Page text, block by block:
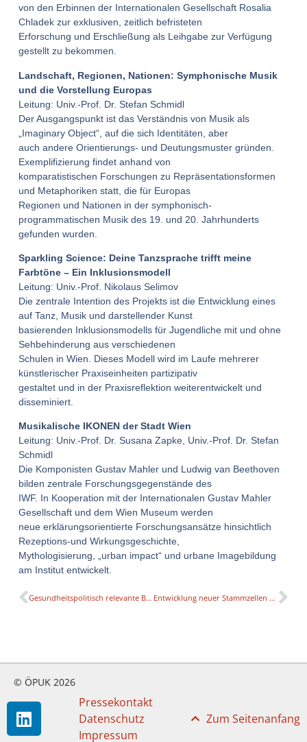
von den Erbinnen der Internationalen Gesellschaft Rosalia
Chladek zur exklusiven, zeitlich befristeten
Erforschung und Erschließung als Leihgabe zur Verfügung
gestellt zu bekommen.
Landschaft, Regionen, Nationen: Symphonische Musik
und die Vorstellung Europas
Leitung: Univ.-Prof. Dr. Stefan Schmidl
Der Ausgangspunkt ist das Verständnis von Musik als
„Imaginary Object“, auf die sich Identitäten, aber
auch andere Orientierungs- und Deutungsmuster gründen.
Exemplifizierung findet anhand von
komparatistischen Forschungen zu Repräsentationsformen
und Metaphoriken statt, die für Europas
Regionen und Nationen in der symphonisch-
programmatischen Musik des 19. und 20. Jahrhunderts
gefunden wurden.
Sparkling Science: Deine Tanzsprache trifft meine
Farbtöne – Ein Inklusionsmodell
Leitung: Univ.-Prof. Nikolaus Selimov
Die zentrale Intention des Projekts ist die Entwicklung eines
auf Tanz, Musik und darstellender Kunst
basierenden Inklusionsmodells für Jugendliche mit und ohne
Sehbehinderung aus verschiedenen
Schulen in Wien. Dieses Modell wird im Laufe mehrerer
künstlerischer Praxiseinheiten partizipativ
gestaltet und in der Praxisreflektion weiterentwickelt und
disseminiert.
Musikalische IKONEN der Stadt Wien
Leitung: Univ.-Prof. Dr. Susana Zapke, Univ.-Prof. Dr. Stefan
Schmidl
Die Komponisten Gustav Mahler und Ludwig van Beethoven
bilden zentrale Forschungsgegenstände des
IWF. In Kooperation mit der Internationalen Gustav Mahler
Gesellschaft und dem Wien Museum werden
neue erklärungsorientierte Forschungsansätze hinsichtlich
Rezeptions-und Wirkungsgeschichte,
Mythologisierung, „urban impact“ und urbane Imagebildung
am Institut entwickelt.
Gesundheitspolitisch relevante Brückendisziplinen Entwicklung neuer Stammzellen an der Paracelsus Privatuniversität
© ÖPUK 2026
Pressekontakt
Datenschutz
Impressum
Zum Seitenanfang